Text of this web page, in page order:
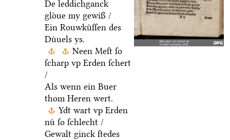
De leddichganck
gloͤue my gewiß /
Ein Rouwkuͤſſen des
Duͤuels ys.
Neen Meſt ſo
ſcharp vp Erden ſchert
/
Als wenn ein Buer
thom Heren wert.
Ydt wart vp Erden
nuͤ ſo ſchlecht /
Gewalt ginck ſtedes